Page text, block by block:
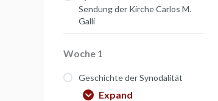
Sendung der Kirche Carlos M.
Galli
Woche 1
Geschichte der Synodalität
Expand